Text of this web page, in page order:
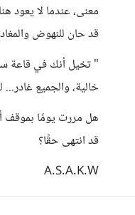
معنى، عندما لا يعود
قد حان للنهوض
" تخيل أنك في قاعة
خالية، والجميع
هل مررت يومًا بموقف
قد انتهى حقًا؟
A.S.A.K.W